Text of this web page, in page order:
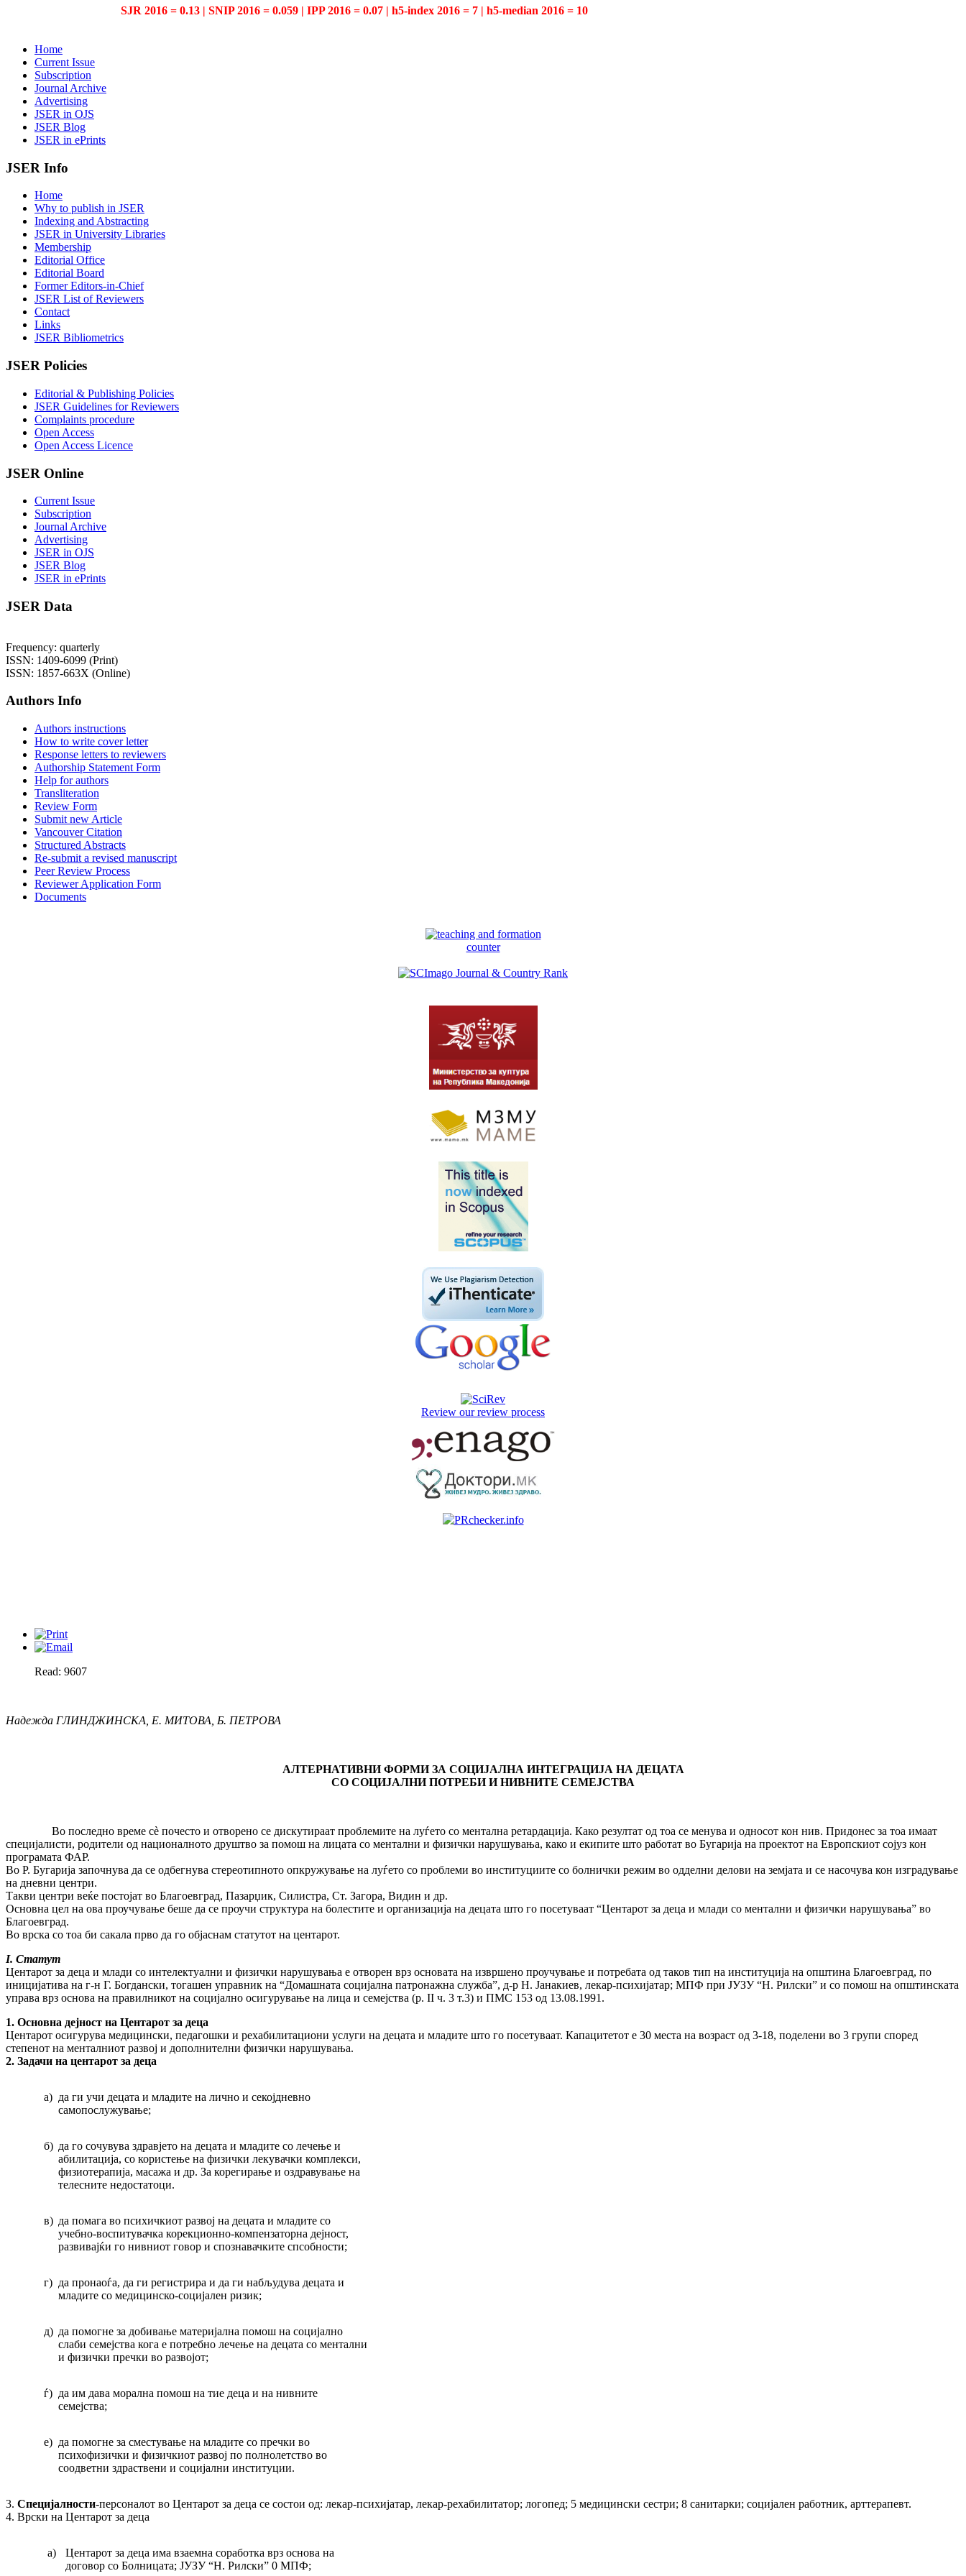
SJR 2016 = 0.13 | SNIP 2016 = 0.059 | IPP 2016 = 0.07 | h5-index 2016 = 7 | h5-median 2016 = 10
Home
Current Issue
Subscription
Journal Archive
Advertising
JSER in OJS
JSER Blog
JSER in ePrints
JSER Info
Home
Why to publish in JSER
Indexing and Abstracting
JSER in University Libraries
Membership
Editorial Office
Editorial Board
Former Editors-in-Chief
JSER List of Reviewers
Contact
Links
JSER Bibliometrics
JSER Policies
Editorial & Publishing Policies
JSER Guidelines for Reviewers
Complaints procedure
Open Access
Open Access Licence
JSER Online
Current Issue
Subscription
Journal Archive
Advertising
JSER in OJS
JSER Blog
JSER in ePrints
JSER Data
Frequency: quarterly
ISSN: 1409-6099 (Print)
ISSN: 1857-663X (Online)
Authors Info
Authors instructions
How to write cover letter
Response letters to reviewers
Authorship Statement Form
Help for authors
Transliteration
Review Form
Submit new Article
Vancouver Citation
Structured Abstracts
Re-submit a revised manuscript
Peer Review Process
Reviewer Application Form
Documents
counter
Review our review process
Read: 9607
Надежда ГЛИНДЖИНСКА, Е. МИТОВА, Б. ПЕТРОВА
АЛТЕРНАТИВНИ ФОРМИ ЗА СОЦИЈАЛНА ИНТЕГРАЦИЈА НА ДЕЦАТА
СО СОЦИЈАЛНИ ПОТРЕБИ И НИВНИТЕ СЕМЕЈСТВА
Во последно време сè почесто и отворено се дискутираат проблемите на луѓето со ментална ретардација. Како резултат од тоа се менува и односот кон нив. Придонес за тоа имаат
специјалисти, родители од националното друштво за помош на лицата со ментални и физички нарушувања, како и екипите што работат во Бугарија на проектот на Европскиот сојуз кон
програмата ФАР.
Во Р. Бугарија започнува да се одбегнува стереотипното опкружување на луѓето со проблеми во институциите со болнички режим во одделни делови на земјата и се насочува кон изградување
на дневни центри.
Такви центри веќе постојат во Благоевград, Пазарџик, Силистра, Ст. Загора, Видин и др.
Основна цел на ова проучување беше да се проучи структура на болестите и организација на децата што го посетуваат “Центарот за деца и млади со ментални и физички нарушувања” во
Благоевград.
Во врска со тоа би сакала прво да го објаснам статутот на центарот.
I. Статут
Центарот за деца и млади со интелектуални и физички нарушувања е отворен врз основата на извршено проучување и потребата од таков тип на институција на општина Благоевград, по
иницијатива на г-н Г. Богдански, тогашен управник на “Домашната социјална патронажна служба”, д-р Н. Јанакиев, лекар-психијатар; МПФ при ЈУЗУ “Н. Рилски” и со помош на општинската
управа врз основа на правилникот на социјално осигурување на лица и семејства (р. II ч. 3 т.3) и ПМС 153 од 13.08.1991.
1. Основна дејност на Центарот за деца
Центарот осигурува медицински, педагошки и рехабилитациони услуги на децата и младите што го посетуваат. Капацитетот е 30 места на возраст од 3-18, поделени во 3 групи според
степенот на менталниот развој и дополнителни физички нарушувања.
2. Задачи на центарот за деца
а) да ги учи децата и младите на лично и секојдневно
самопослужување;
б) да го сочувува здравјето на децата и младите со лечење и
абилитација, со користење на физички лекувачки комплекси,
физиотерапија, масажа и др. За корегирање и оздравување на
телесните недостатоци.
в) да помага во психичкиот развој на децата и младите со
учебно-воспитувачка корекционно-компензаторна дејност,
развивајќи го нивниот говор и спознавачките спсобности;
г) да пронаоѓа, да ги регистрира и да ги набљудува децата и
младите со медицинско-социјален ризик;
д) да помогне за добивање материјална помош на социјално
слаби семејства кога е потребно лечење на децата со ментални
и физички пречки во развојот;
ѓ) да им дава морална помош на тие деца и на нивните
семејства;
е) да помогне за сместување на младите со пречки во
психофизички и физичкиот развој по полнолетство во
соодветни здраствени и социјални институции.
3. Специјалности-персоналот во Центарот за деца се состои од: лекар-психијатар, лекар-рехабилитатор; логопед; 5 медицински сестри; 8 санитарки; социјален работник, арттерапевт.
4. Врски на Центарот за деца
а)
Центарот за деца има взаемна соработка врз основа на
договор со Болницата; ЈУЗУ “Н. Рилски” 0 МПФ;